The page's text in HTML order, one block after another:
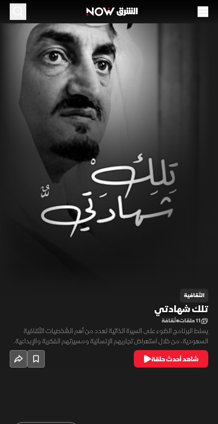
الثقافية
تلك شهادتي
11 حلقات ثقافة
يسلط البرنامج الضوء على السيرة الذاتية لعدد من أهم الشخصيات الثقافية
السعودية، من خلال استعراض تجاربهم الإنسانية ومسيرتهم الفكرية والإبداعية.
كما يتناول إسهاماتهم في الأدب والفنون والثقافة، وتأثيرهم في تشكيل
المشهد الثقافي السعودي، مع إبراز المحطات التي أسهمت في صناعة
شاهد أحدث حلقة